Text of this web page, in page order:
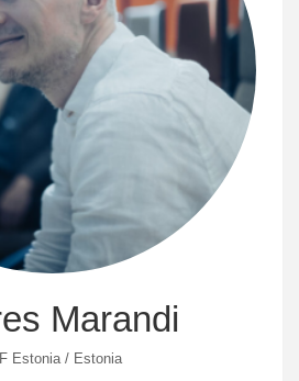
Marandi
Estonia / Estonia